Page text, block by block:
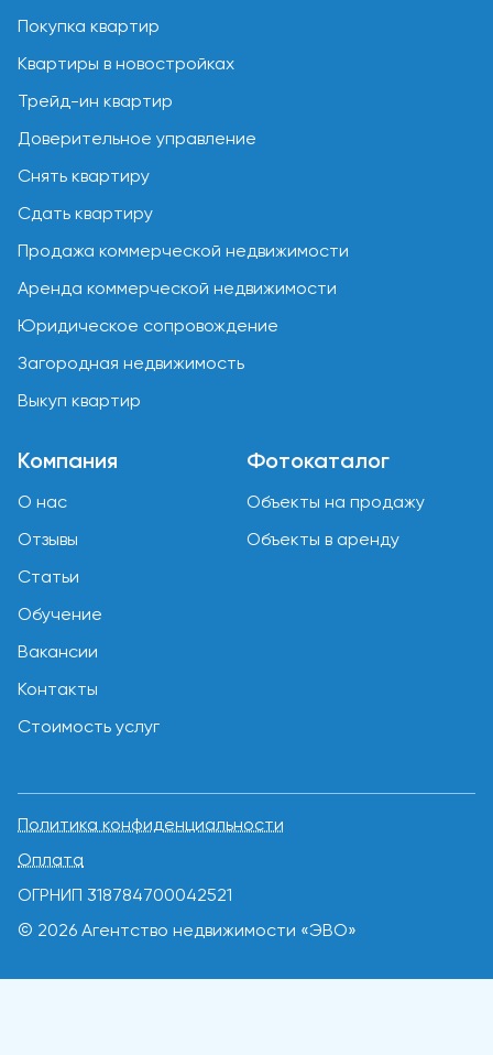
Покупка квартир
Квартиры в новостройках
Трейд-ин квартир
Доверительное управление
Снять квартиру
Сдать квартиру
Продажа коммерческой недвижимости
Аренда коммерческой недвижимости
Юридическое сопровождение
Загородная недвижимость
Выкуп квартир
Компания
О нас
Отзывы
Статьи
Обучение
Вакансии
Контакты
Стоимость услуг
Фотокаталог
Объекты на продажу
Объекты в аренду
Политика конфиденциальности
Оплата
ОГРНИП 318784700042521
© 2026 Агентство недвижимости «ЭВО»